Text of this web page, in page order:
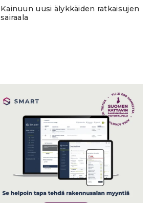
Kainuun uusi älykkäiden ratkaisujen
sairaala